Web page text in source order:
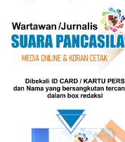
Event Besar